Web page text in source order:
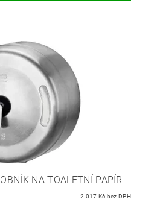
NA TOALETNÍ PAPÍR
2 017 Kč bez DPH